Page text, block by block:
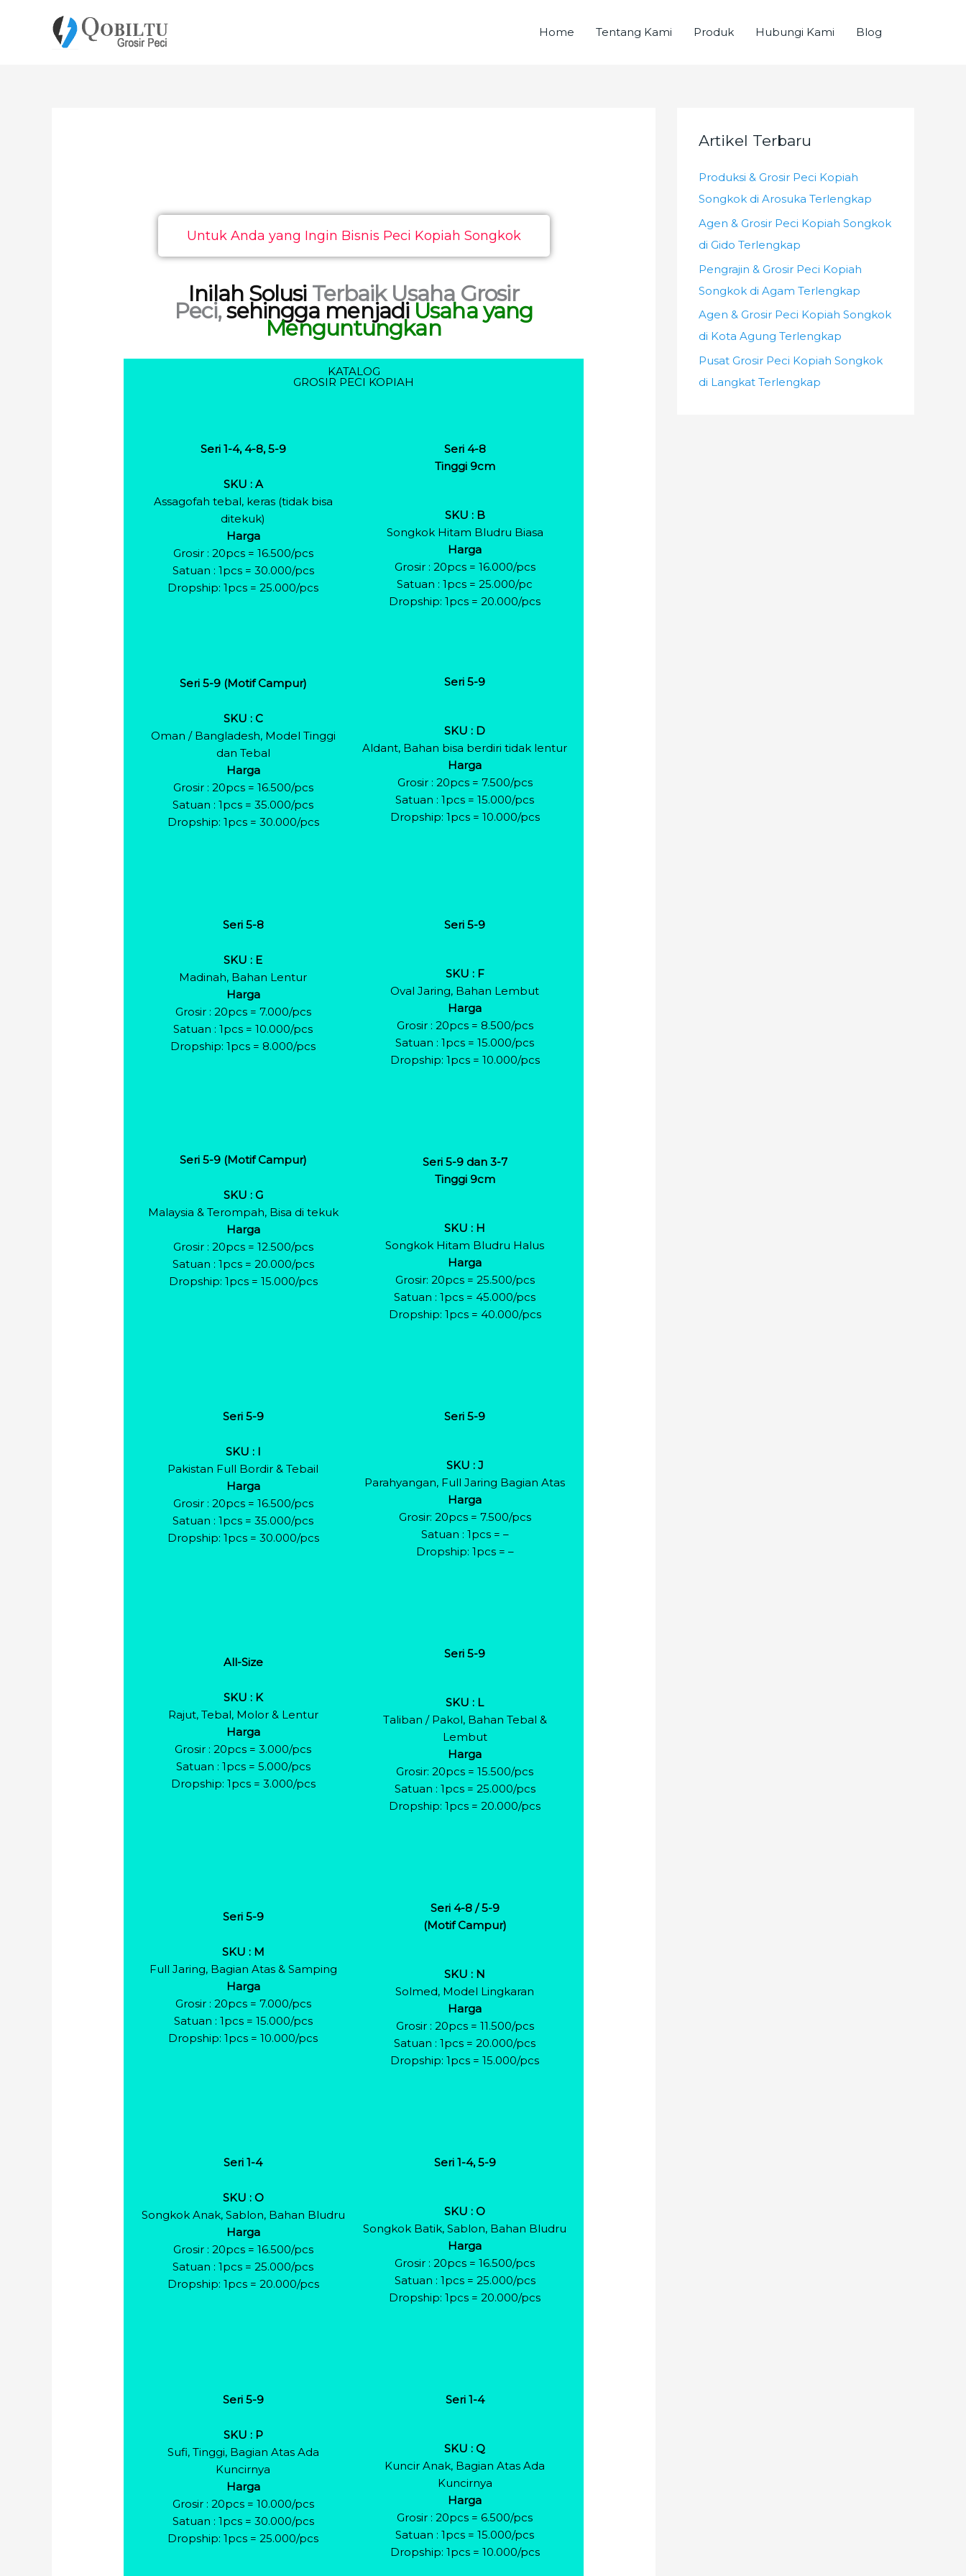
Home Tentang Kami Produk Hubungi Kami Blog
Untuk Anda yang Ingin Bisnis Peci Kopiah Songkok
Inilah Solusi Terbaik Usaha Grosir
Peci,sehingga menjadi Usaha yang
Menguntungkan
KATALOG
GROSIR PECI KOPIAH
Seri 1-4, 4-8, 5-9
SKU : A
Assagofah tebal, keras (tidak bisa
ditekuk)
Harga
Grosir : 20pcs = 16.500/pcs
Satuan : 1pcs = 30.000/pcs
Dropship: 1pcs = 25.000/pcs
Seri 4-8
Tinggi 9cm
SKU : B
Songkok Hitam Bludru Biasa
Harga
Grosir : 20pcs = 16.000/pcs
Satuan : 1pcs = 25.000/pc
Dropship: 1pcs = 20.000/pcs
Seri 5-9 (Motif Campur)
SKU : C
Oman / Bangladesh, Model Tinggi
dan Tebal
Harga
Grosir : 20pcs = 16.500/pcs
Satuan : 1pcs = 35.000/pcs
Dropship: 1pcs = 30.000/pcs
Seri 5-9
SKU : D
Aldant, Bahan bisa berdiri tidak lentur
Harga
Grosir : 20pcs = 7.500/pcs
Satuan : 1pcs = 15.000/pcs
Dropship: 1pcs = 10.000/pcs
Seri 5-8
SKU : E
Madinah, Bahan Lentur
Harga
Grosir : 20pcs = 7.000/pcs
Satuan : 1pcs = 10.000/pcs
Dropship: 1pcs = 8.000/pcs
Seri 5-9
SKU : F
Oval Jaring, Bahan Lembut
Harga
Grosir : 20pcs = 8.500/pcs
Satuan : 1pcs = 15.000/pcs
Dropship: 1pcs = 10.000/pcs
Seri 5-9 (Motif Campur)
SKU : G
Malaysia & Terompah, Bisa di tekuk
Harga
Grosir : 20pcs = 12.500/pcs
Satuan : 1pcs = 20.000/pcs
Dropship: 1pcs = 15.000/pcs
Seri 5-9 dan 3-7
Tinggi 9cm
SKU : H
Songkok Hitam Bludru Halus
Harga
Grosir: 20pcs = 25.500/pcs
Satuan : 1pcs = 45.000/pcs
Dropship: 1pcs = 40.000/pcs
Seri 5-9
SKU : I
Pakistan Full Bordir & Tebail
Harga
Grosir : 20pcs = 16.500/pcs
Satuan : 1pcs = 35.000/pcs
Dropship: 1pcs = 30.000/pcs
Seri 5-9
SKU : J
Parahyangan, Full Jaring Bagian Atas
Harga
Grosir: 20pcs = 7.500/pcs
Satuan : 1pcs = –
Dropship: 1pcs = –
All-Size
SKU : K
Rajut, Tebal, Molor & Lentur
Harga
Grosir : 20pcs = 3.000/pcs
Satuan : 1pcs = 5.000/pcs
Dropship: 1pcs = 3.000/pcs
Seri 5-9
SKU : L
Taliban / Pakol, Bahan Tebal &
Lembut
Harga
Grosir: 20pcs = 15.500/pcs
Satuan : 1pcs = 25.000/pcs
Dropship: 1pcs = 20.000/pcs
Seri 5-9
SKU : M
Full Jaring, Bagian Atas & Samping
Harga
Grosir : 20pcs = 7.000/pcs
Satuan : 1pcs = 15.000/pcs
Dropship: 1pcs = 10.000/pcs
Seri 4-8 / 5-9
(Motif Campur)
SKU : N
Solmed, Model Lingkaran
Harga
Grosir : 20pcs = 11.500/pcs
Satuan : 1pcs = 20.000/pcs
Dropship: 1pcs = 15.000/pcs
Seri 1-4
SKU : O
Songkok Anak, Sablon, Bahan Bludru
Harga
Grosir : 20pcs = 16.500/pcs
Satuan : 1pcs = 25.000/pcs
Dropship: 1pcs = 20.000/pcs
Seri 1-4, 5-9
SKU : O
Songkok Batik, Sablon, Bahan Bludru
Harga
Grosir : 20pcs = 16.500/pcs
Satuan : 1pcs = 25.000/pcs
Dropship: 1pcs = 20.000/pcs
Seri 5-9
SKU : P
Sufi, Tinggi, Bagian Atas Ada
Kuncirnya
Harga
Grosir : 20pcs = 10.000/pcs
Satuan : 1pcs = 30.000/pcs
Dropship: 1pcs = 25.000/pcs
Seri 1-4
SKU : Q
Kuncir Anak, Bagian Atas Ada
Kuncirnya
Harga
Grosir : 20pcs = 6.500/pcs
Satuan : 1pcs = 15.000/pcs
Dropship: 1pcs = 10.000/pcs
Artikel Terbaru
Produksi & Grosir Peci Kopiah
Songkok di Arosuka Terlengkap
Agen & Grosir Peci Kopiah Songkok
di Gido Terlengkap
Pengrajin & Grosir Peci Kopiah
Songkok di Agam Terlengkap
Agen & Grosir Peci Kopiah Songkok
di Kota Agung Terlengkap
Pusat Grosir Peci Kopiah Songkok
di Langkat Terlengkap